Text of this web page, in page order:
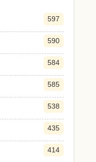
597
590
584
585
538
435
414